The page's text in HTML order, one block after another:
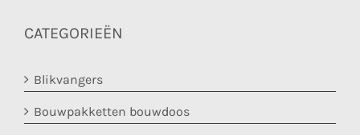
CATEGORIEËN
Blikvangers
Bouwpakketten bouwdoos